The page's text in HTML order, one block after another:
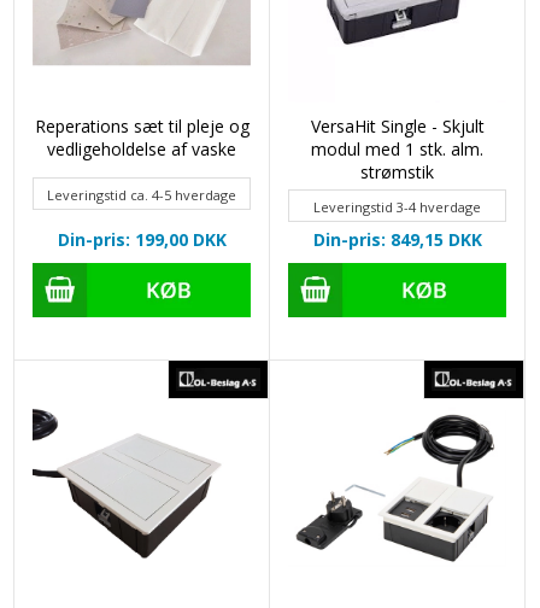
Reperations sæt til pleje og
vedligeholdelse af vaske
Leveringstid ca. 4-5 hverdage
Din-pris: 199,00 DKK
VersaHit Single - Skjult
modul med 1 stk. alm.
strømstik
Leveringstid 3-4 hverdage
Din-pris: 849,15 DKK